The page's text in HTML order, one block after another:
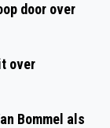
door over
over
Bommel als